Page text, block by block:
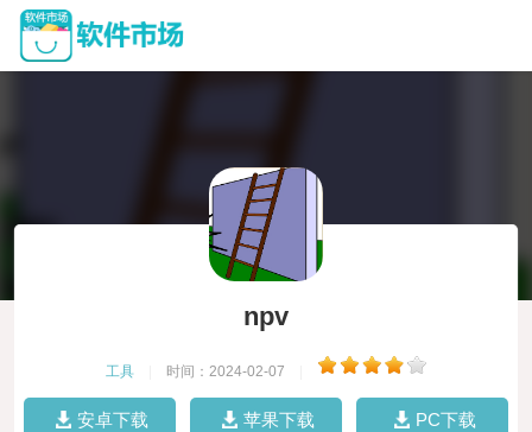
npv
工具 时间：2024-02-07
安卓下载 苹果下载 PC下载